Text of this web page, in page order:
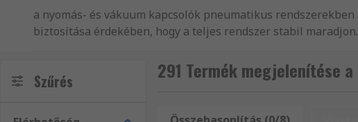
a nyomás- és vákuum kapcsolók pneumatikus
biztosítása érdekében, hogy a teljes rendszer stabil
Hogyan működnek a nyomás- és vákuumkapcsolók?
A nyomás- és vákuum-kapcsolók eltérő módon működnek. A
Szűrés 291 Termék megjelenítése